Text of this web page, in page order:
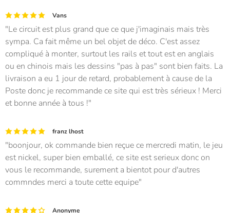
Vans
Le circuit est plus grand que ce que j'imaginais mais très
sympa. Ca fait même un bel objet de déco. C'est assez
compliqué à monter, surtout les rails et tout est en anglais
ou en chinois mais les dessins "pas à pas" sont bien faits. La
livraison a eu 1 jour de retard, probablement à cause de la
Poste donc je recommande ce site qui est très sérieux ! Merci
et bonne année à tous !
franz lhost
boonjour, ok commande bien reçue ce mercredi matin, le jeu
est nickel, super bien emballé, ce site est serieux donc on
vous le recommande, surement a bientot pour d'autres
commndes merci a toute cette equipe
Anonyme